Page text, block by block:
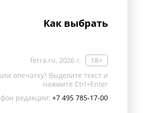
Как выбрать
ferra.ru, 2026 г.
18+
опечатку? Выделите текст и
нажмите Ctrl+Enter
редакции: +7 495 785-17-00